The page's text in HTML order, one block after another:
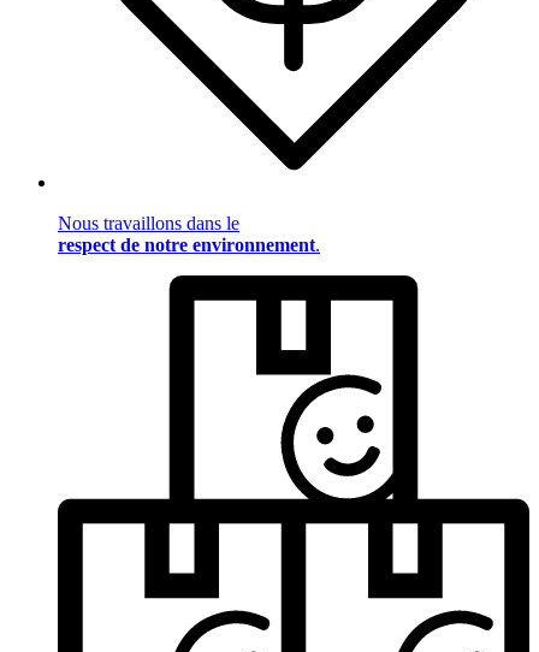
Nous travaillons dans le
respect de notre environnement.